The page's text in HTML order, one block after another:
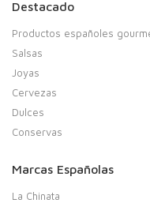
Destacado
Productos españoles
Salsas
Joyas
Cervezas
Dulces
Conservas
Marcas Españolas
La Chinata